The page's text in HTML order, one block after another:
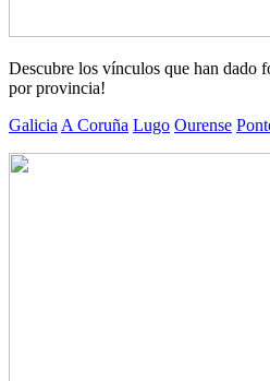
Descubre los vínculos que han dado
por provincia!
Galicia A Coruña Lugo Ourense